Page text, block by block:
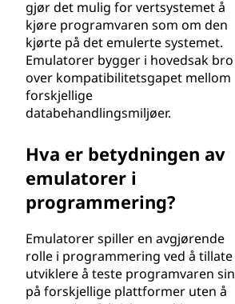
gjør det mulig for vertsystemet å
kjøre programvaren som om den
kjørte på det emulerte systemet.
Emulatorer bygger i hovedsak bro
over kompatibilitetsgapet mellom
forskjellige
databehandlingsmiljøer.
Hva er betydningen av
emulatorer i
programmering?
Emulatorer spiller en avgjørende
rolle i programmering ved å tillate
utviklere å teste programvaren sin
på forskjellige plattformer uten å